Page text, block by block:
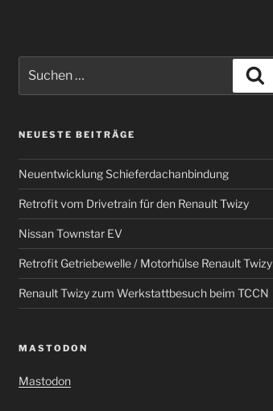
nach:
NEUESTE BEITRÄGE
Neuentwicklung Schieferdachanbindung
Retrofit vom Drivetrain für den Renault Twizy
Nissan Townstar EV
Retrofit Getriebewelle / Motorhülse Renault Twizy
Renault Twizy zum Werkstattbesuch beim TCCN
MASTODON
Mastodon